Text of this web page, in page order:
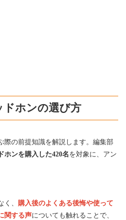
ドホンの選び方
際の前提知識を解説します。 編集部
ホンを購入した420名を対象に、アン
、 購入後のよくある後悔や使って
関する声についても触れることで、